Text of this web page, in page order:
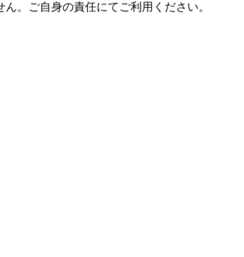
。ご自身の責任にてご利用ください。